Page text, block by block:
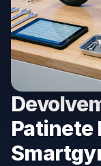
Patinete